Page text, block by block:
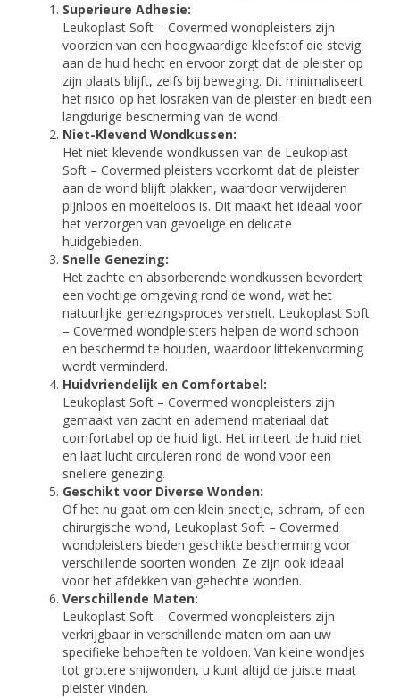
Superieure Adhesie:
Leukoplast Soft – Covermed wondpleisters zijn
voorzien van een hoogwaardige kleefstof die stevig
aan de huid hecht en ervoor zorgt dat de pleister op
zijn plaats blijft, zelfs bij beweging. Dit minimaliseert
het risico op het losraken van de pleister en biedt een
langdurige bescherming van de wond.
Niet-Klevend Wondkussen:
Het niet-klevende wondkussen van de Leukoplast
Soft – Covermed pleisters voorkomt dat de pleister
aan de wond blijft plakken, waardoor verwijderen
pijnloos en moeiteloos is. Dit maakt het ideaal voor
het verzorgen van gevoelige en delicate
huidgebieden.
Snelle Genezing:
Het zachte en absorberende wondkussen bevordert
een vochtige omgeving rond de wond, wat het
natuurlijke genezingsproces versnelt. Leukoplast Soft
– Covermed wondpleisters helpen de wond schoon
en beschermd te houden, waardoor littekenvorming
wordt verminderd.
Huidvriendelijk en Comfortabel:
Leukoplast Soft – Covermed wondpleisters zijn
gemaakt van zacht en ademend materiaal dat
comfortabel op de huid ligt. Het irriteert de huid niet
en laat lucht circuleren rond de wond voor een
snellere genezing.
Geschikt voor Diverse Wonden:
Of het nu gaat om een klein sneetje, schram, of een
chirurgische wond, Leukoplast Soft – Covermed
wondpleisters bieden geschikte bescherming voor
verschillende soorten wonden. Ze zijn ook ideaal
voor het afdekken van gehechte wonden.
Verschillende Maten:
Leukoplast Soft – Covermed wondpleisters zijn
verkrijgbaar in verschillende maten om aan uw
specifieke behoeften te voldoen. Van kleine wondjes
tot grotere snijwonden, u kunt altijd de juiste maat
pleister vinden.